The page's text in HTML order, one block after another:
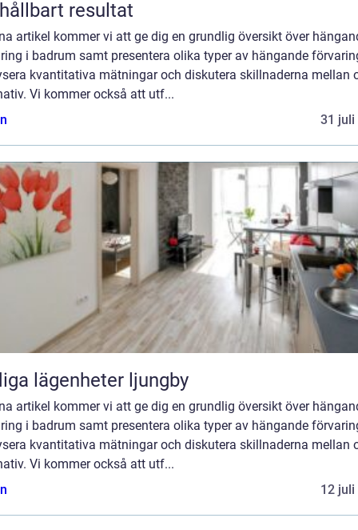
resultat
artikel kommer vi att ge dig en grundlig översikt över
i badrum samt presentera olika typer av hängande
kvantitativa mätningar och diskutera skillnaderna mellan
Vi kommer också att utf...
31 juli
lägenheter ljungby
artikel kommer vi att ge dig en grundlig översikt över
i badrum samt presentera olika typer av hängande
kvantitativa mätningar och diskutera skillnaderna mellan
Vi kommer också att utf...
12 juli